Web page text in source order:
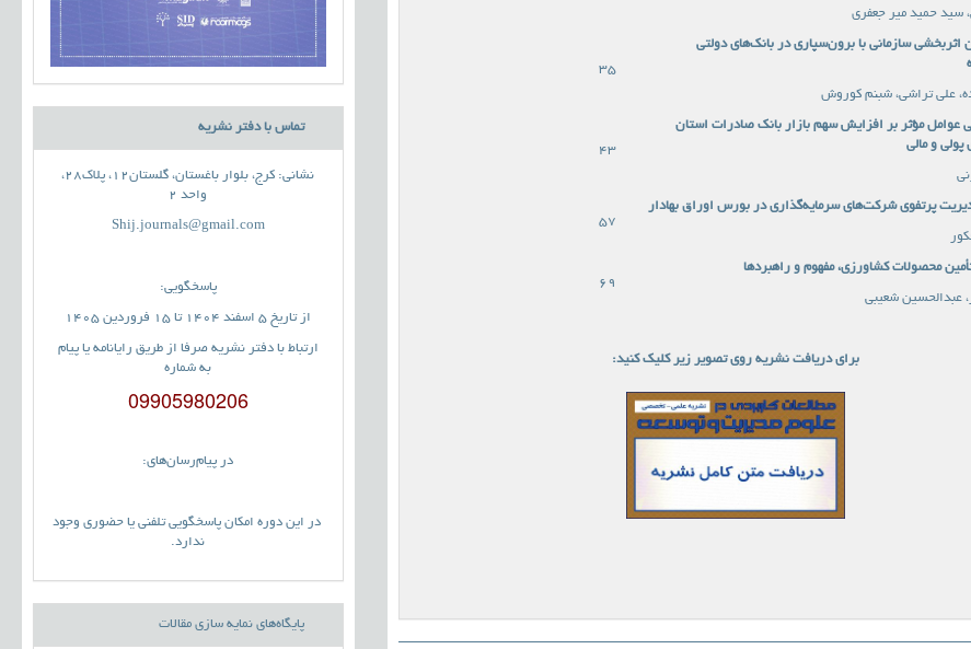
سید حمید میر جعفری
اثربخشی سازمانی با برون‌سپاری در بانک‌های دولتی
35
علی تراشی، شبنم کوروش
عوامل مؤثر بر افزایش سهم بازار بانک صادرات استان
پولی و مالی
43
پرتفوی شرکت‌های سرمایه‌گذاری در بورس اوراق بهادار
57
محصولات کشاورزی، مفهوم و راهبردها
69
عبدالحسین شعیبی
برای دریافت نشریه روی تصویر زیر کلیک کنید:
تماس با دفتر نشریه
نشانی: کرج، بلوار باغستان، گلستان12، پلاک28،
واحد 2
Shij.journals@gmail.com
پاسخگویی:
از تاریخ 5 اسفند 1404 تا 15 فروردین 1405
ارتباط با دفتر نشریه صرفا از طریق رایانامه یا پیام
به شماره
09905980206
در پیام‌رسان‌های:
در این دوره امکان پاسخگویی تلفنی یا حضوری وجود
ندارد.
پایگاه‌های نمایه سازی مقالات